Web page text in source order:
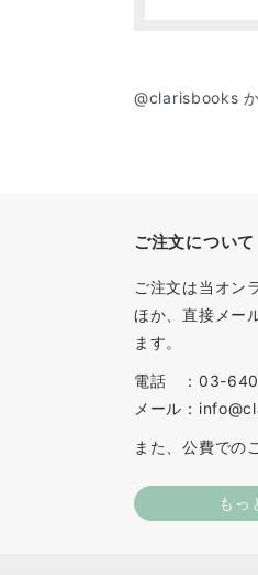
@clarisbooks
ご注文について
ご注文は当オン
ほか、直接メー
ます。
電話 ：03-
メール：
また、公費での
もっ